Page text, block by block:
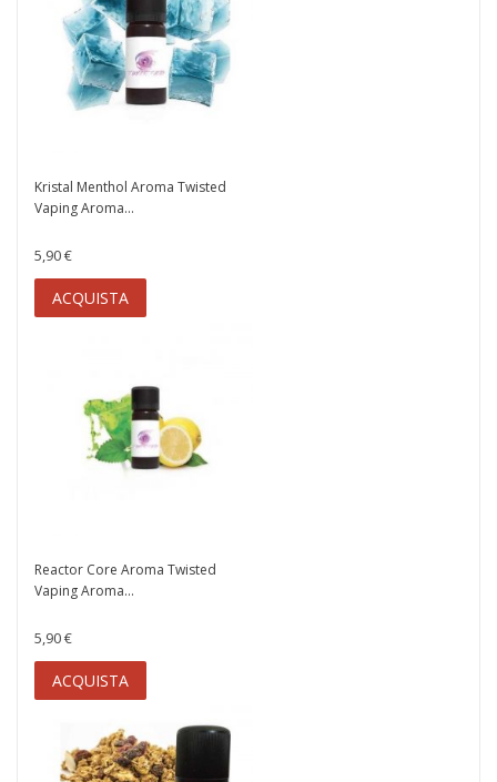
Kristal Menthol Aroma Twisted
Vaping Aroma...
5,90 €
ACQUISTA
Reactor Core Aroma Twisted
Vaping Aroma...
5,90 €
ACQUISTA